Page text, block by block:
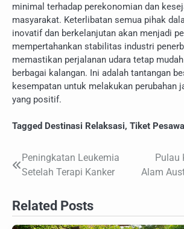
minimal terhadap perekonomian dan
masyarakat. Keterlibatan semua pihak
inovatif dan berkelanjutan akan menjadi
mempertahankan stabilitas industri
memastikan perjalanan udara tetap
berbagai kalangan. Ini adalah tantangan
kesempatan untuk melakukan perubahan
yang positif.
Tagged Destinasi Relaksasi, Tiket
Navigasi
Peningkatan Leukemia
Setelah Terapi Kanker
Pulau
Alam
Related Posts